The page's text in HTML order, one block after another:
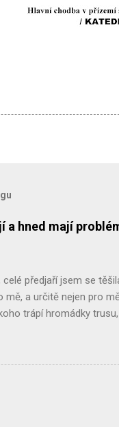
hned mají
celé předjaří jsem se
mě, a určitě nejen pro
trápí hromádky
vás poprosit: buďte k
i s našimi návody.
a budeme vděčni za